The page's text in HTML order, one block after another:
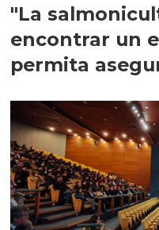
"La
encontrar un
permita